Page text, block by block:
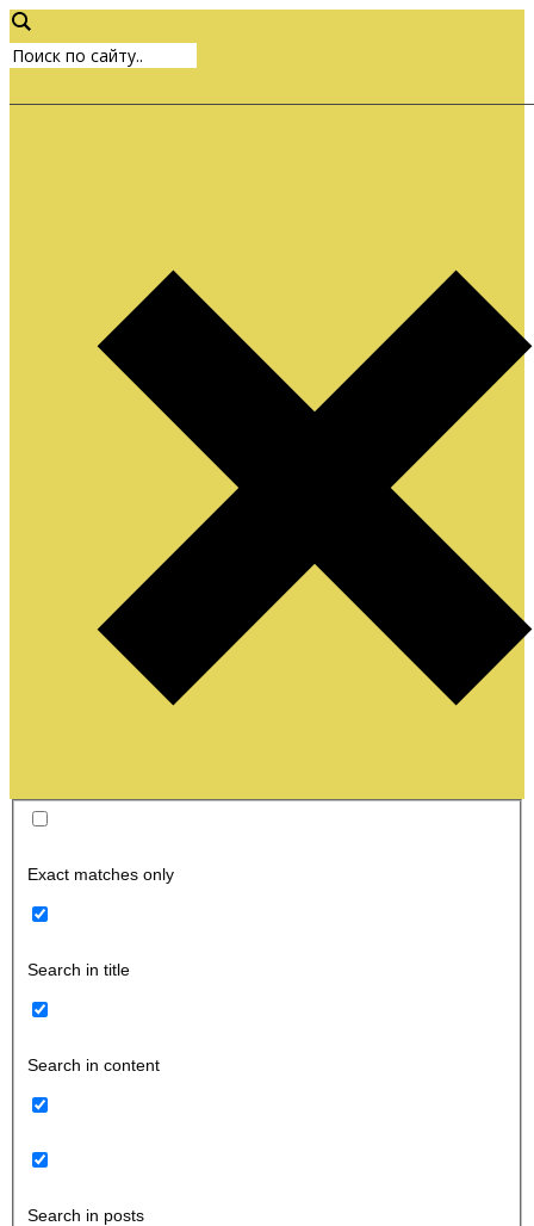
Exact matches only
Search in title
Search in content
Search in posts